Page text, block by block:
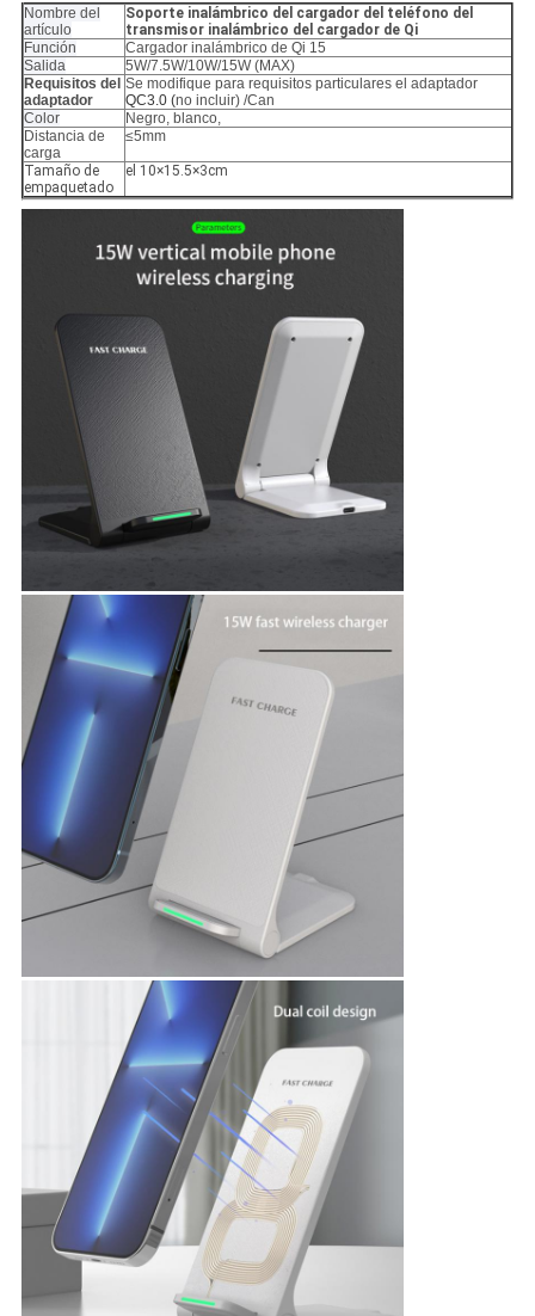
Nombre del
artículo
Soporte inalámbrico del cargador del teléfono del
transmisor inalámbrico del cargador de Qi
Función
Cargador inalámbrico de Qi 15
Salida
5W/7.5W/10W/15W (MAX)
Requisitos del
adaptador
Se modifique para requisitos particulares el adaptador
QC3.0 (no incluir) /Can
Color
Negro, blanco,
Distancia de
carga
≤5mm
Tamaño de
empaquetado
el 10×15.5×3cm